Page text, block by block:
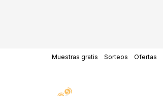
Muestras gratis Sorteos Ofertas